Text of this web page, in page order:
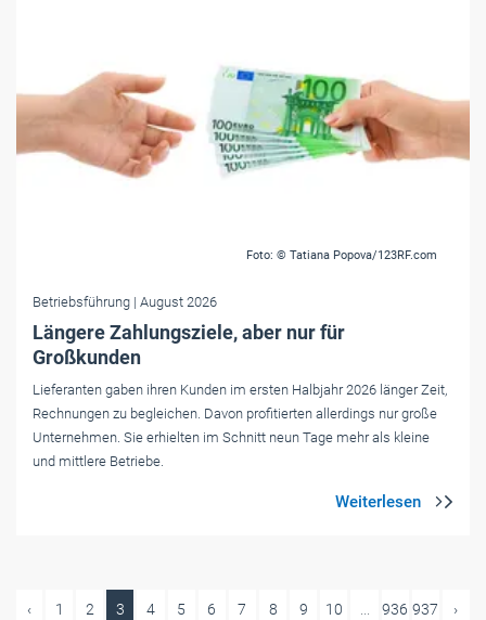
Foto: © Tatiana Popova/123RF.com
Betriebsführung | August 2026
Längere Zahlungsziele, aber nur für
Großkunden
Lieferanten gaben ihren Kunden im ersten Halbjahr 2026 länger Zeit,
Rechnungen zu begleichen. Davon profitierten allerdings nur große
Unternehmen. Sie erhielten im Schnitt neun Tage mehr als kleine
und mittlere Betriebe.
‹ 1 2 3 4 5 6 7 8 9 10 ... 936 937 ›